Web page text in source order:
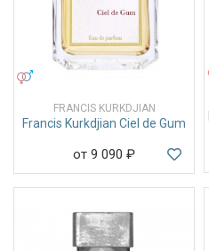
FRANCIS KURKDJIAN
Francis Kurkdjian Ciel de Gum
от 9 090 ₽